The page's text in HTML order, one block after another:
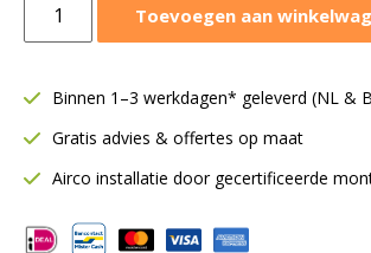
infraroodbediening
TC-
E3
|
cassette
Toevoegen aan
Binnen 1–3 werkdagen* geleverd (NL &
Gratis advies & offertes op maat
Airco installatie door gecertificeerde